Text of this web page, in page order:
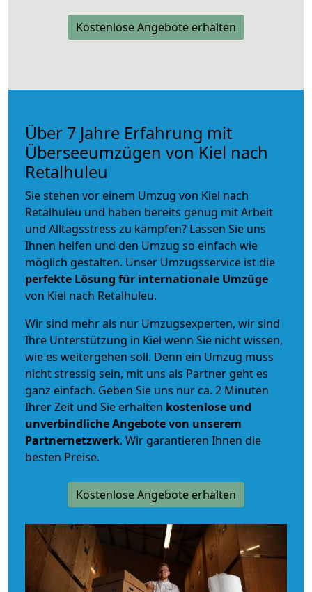
Kostenlose Angebote erhalten
Über 7 Jahre Erfahrung mit
Überseeumzügen von Kiel nach
Retalhuleu
Sie stehen vor einem Umzug von Kiel nach
Retalhuleu und haben bereits genug mit Arbeit
und Alltagsstress zu kämpfen? Lassen Sie uns
Ihnen helfen und den Umzug so einfach wie
möglich gestalten. Unser Umzugsservice ist die
perfekte Lösung für internationale Umzüge
von Kiel nach Retalhuleu.
Wir sind mehr als nur Umzugsexperten, wir sind
Ihre Unterstützung in Kiel wenn Sie nicht wissen,
wie es weitergehen soll. Denn ein Umzug muss
nicht stressig sein, mit uns als Partner geht es
ganz einfach. Geben Sie uns nur ca. 2 Minuten
Ihrer Zeit und Sie erhalten kostenlose und
unverbindlicheAngebote von unserem
Partnernetzwerk. Wir garantieren Ihnen die
besten Preise.
Kostenlose Angebote erhalten